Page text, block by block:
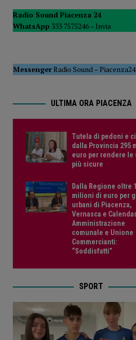
del Consiglio
[ 5 Agosto 2026 ]
Radio Sound Piacenza 24
WhatsApp 333 7575246 – Invia
MessengerRadio Sound–Piacenza24
ULTIMA ORA PIACENZA
Tutela di pedoni e
dalla Provincia 295
euro per rendere le
più sicure
Dalla Regione oltre
milioni di euro per
urbani di Piacenza,
Vernasca e
Amministrazione
comunale e Unione
Commercianti:
“Soddisfatti”
SPORT